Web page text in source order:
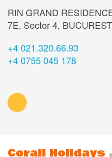
RIN GRAND
7E, Sector 4,
+4 021.320.66.93
+4 0755 045 178
Corali Holidays